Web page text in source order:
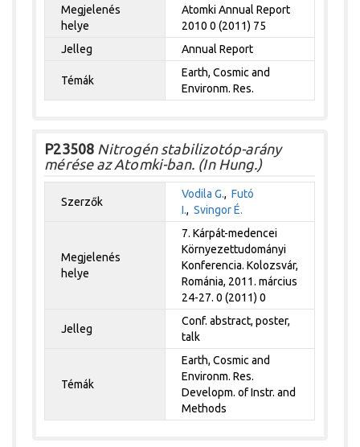
Megjelenés
helye
Atomki Annual Report
2010 0 (2011) 75
Jelleg
Annual Report
Témák
Earth, Cosmic and
Environm. Res.
P23508 Nitrogén stabilizotóp-arány
mérése az Atomki-ban. (In Hung.)
Szerzők
Vodila G.,Futó
I.,Svingor É.
Megjelenés
helye
7. Kárpát-medencei
Környezettudományi
Konferencia. Kolozsvár,
Románia, 2011. március
24-27. 0 (2011) 0
Jelleg
Conf. abstract, poster,
talk
Témák
Earth, Cosmic and
Environm. Res.
Developm. of Instr. and
Methods